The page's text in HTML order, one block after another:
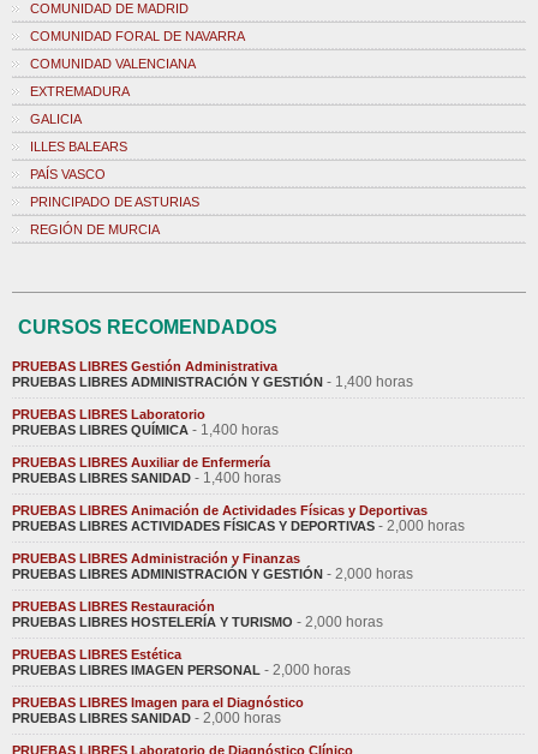
COMUNIDAD DE MADRID
COMUNIDAD FORAL DE NAVARRA
COMUNIDAD VALENCIANA
EXTREMADURA
GALICIA
ILLES BALEARS
PAÍS VASCO
PRINCIPADO DE ASTURIAS
REGIÓN DE MURCIA
CURSOS RECOMENDADOS
PRUEBAS LIBRES Gestión Administrativa
PRUEBAS LIBRES ADMINISTRACIÓN Y GESTIÓN - 1,400 horas
PRUEBAS LIBRES Laboratorio
PRUEBAS LIBRES QUÍMICA - 1,400 horas
PRUEBAS LIBRES Auxiliar de Enfermería
PRUEBAS LIBRES SANIDAD - 1,400 horas
PRUEBAS LIBRES Animación de Actividades Físicas y Deportivas
PRUEBAS LIBRES ACTIVIDADES FÍSICAS Y DEPORTIVAS - 2,000 horas
PRUEBAS LIBRES Administración y Finanzas
PRUEBAS LIBRES ADMINISTRACIÓN Y GESTIÓN - 2,000 horas
PRUEBAS LIBRES Restauración
PRUEBAS LIBRES HOSTELERÍA Y TURISMO - 2,000 horas
PRUEBAS LIBRES Estética
PRUEBAS LIBRES IMAGEN PERSONAL - 2,000 horas
PRUEBAS LIBRES Imagen para el Diagnóstico
PRUEBAS LIBRES SANIDAD - 2,000 horas
PRUEBAS LIBRES Laboratorio de Diagnóstico Clínico